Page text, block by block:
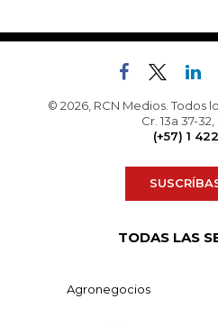
© 2026, RCN Medios. Todos
Cr. 13a 37-
(+57) 1
TODAS LAS
Agronegocios